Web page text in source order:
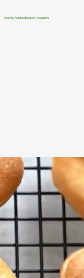
Healthy food and healthy swappers